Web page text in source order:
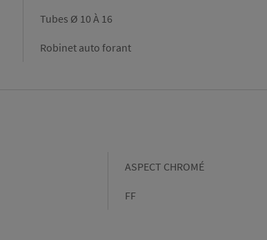
Tubes Ø 10 À 16
Robinet auto forant
Couleur
ASPECT CHROMÉ
Type
FF